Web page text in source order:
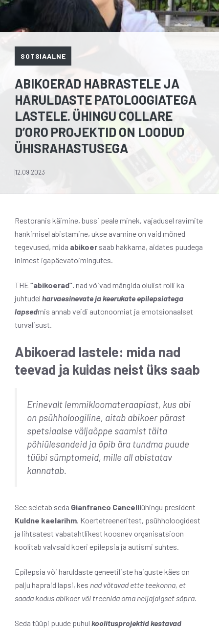
SOTSIAALNE
ABIKOERAD HABRASTELE JA
HARULDASTE PATOLOOGIATEGA
LASTELE. ÜHINGU COLLARE
D’ORO PROJEKTID ON LOODUD
ÜHISRAHASTUSEGA
12.09.2023
Restoranis käimine, bussi peale minek, vajadusel ravimite
hankimisel abistamine, ukse avamine on vaid mõned
tegevused, mida abikoer saab hakkama, aidates puudega
inimest igapäevatoimingutes.
THE “abikoerad”. nad võivad mängida olulist rolli ka
juhtudel harvaesinevate ja keerukate epilepsiatega
lapsedmis annab veidi autonoomiat ja emotsionaalset
turvalisust.
Abikoerad lastele: mida nad
teevad ja kuidas neist üks saab
Erinevalt lemmikloomateraapiast, kus abi
on psühholoogiline, aitab abikoer pärast
spetsiaalse väljaõppe saamist täita
põhiülesandeid ja õpib ära tundma puude
tüübi sümptomeid, mille all abistatav
kannatab.
See seletab seda Gianfranco Cancelliühingu president
Kuldne kaelarihm. Koertetreeneritest, psühholoogidest
ja lihtsatest vabatahtlikest koosnev organisatsioon
koolitab valvsaid koeri epilepsia ja autismi suhtes.
Epilepsia või haruldaste geneetiliste haiguste käes on
palju hapraid lapsi, kes nad võtavad ette teekonna, et
saada kodus abikoer või treenida oma neljajalgset sõpra.
Seda tüüpi puude puhul koolitusprojektid kestavad